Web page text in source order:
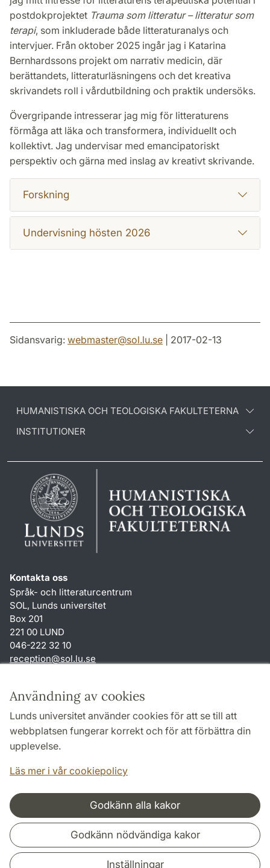
Användning av cookies
Lunds universitet använder cookies för att se till att
webbplatsen fungerar korrekt och för att förbättra din
upplevelse.
Läs mer i vår cookiepolicy
Godkänn alla kakor
Godkänn nödvändiga kakor
Inställningar
postdokprojektet Trauma som litteratur – litteratur som
terapi, som inkluderade både litteraturanalys och
intervjuer. Från oktober 2025 ingår jag i Katarina
Bernhardssons projekt om narrativ medicin, där
berättandets, litteraturläsningens och det kreativa
skrivandets roll i vårdutbildning och praktik undersöks.
Övergripande intresserar jag mig för litteraturens
förmåga att läka och transformera, individuellt och
kollektivt. Jag undervisar med emancipatoriskt
perspektiv och gärna med inslag av kreativt skrivande.
Forskning
Undervisning hösten 2026
Sidansvarig: webmaster@sol.lu.se | 2017-02-13
HUMANISTISKA OCH TEOLOGISKA FAKULTETERNA
INSTITUTIONER
Kontakta oss
Språk- och litteraturcentrum
SOL, Lunds universitet
Box 201
221 00 LUND
046-222 32 10
reception@sol.lu.se
Genvägar
Om webbplatsen och cookies
Behandling av personuppgifter
Tillgänglighetsredogörelse
Samarbeten och nätverk